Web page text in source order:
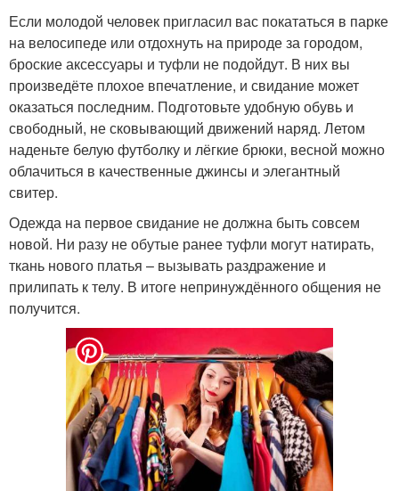
Если молодой человек пригласил вас покататься в парке
на велосипеде или отдохнуть на природе за городом,
броские аксессуары и туфли не подойдут. В них вы
произведёте плохое впечатление, и свидание может
оказаться последним. Подготовьте удобную обувь и
свободный, не сковывающий движений наряд. Летом
наденьте белую футболку и лёгкие брюки, весной можно
облачиться в качественные джинсы и элегантный
свитер.
Одежда на первое свидание не должна быть совсем
новой. Ни разу не обутые ранее туфли могут натирать,
ткань нового платья – вызывать раздражение и
прилипать к телу. В итоге непринуждённого общения не
получится.